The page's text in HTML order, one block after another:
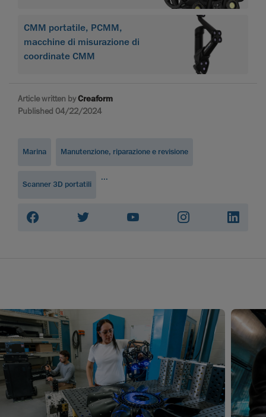
CMM portatile, PCMM,
macchine di misurazione di
coordinate CMM
Article written byCreaform
Published 04/22/2024
Marina Manutenzione, riparazione e revisione
Scanner 3D portatili
...